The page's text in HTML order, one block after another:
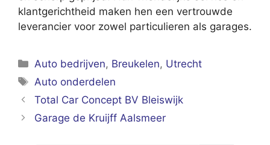
klantgerichtheid maken hen een vertrouwde
leverancier voor zowel particulieren als garages.
Categorieën
Auto bedrijven, Breukelen, Utrecht
Tags
Auto onderdelen
Total Car Concept BV Bleiswijk
Garage de Kruijff Aalsmeer